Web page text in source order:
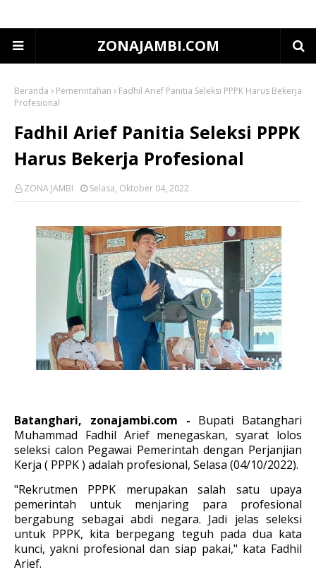
ZONAJAMBI.COM
Beranda Pemerintahan
Fadhil Arief Panitia Seleksi PPPK Harus Bekerja
Profesional
Fadhil Arief Panitia Seleksi PPPK
Harus Bekerja Profesional
ZONA JAMBI Selasa, Oktober 04, 2022
Batanghari, zonajambi.com - Bupati Batanghari
Muhammad Fadhil Arief menegaskan, syarat lolos
seleksi calon Pegawai Pemerintah dengan Perjanjian
Kerja ( PPPK ) adalah profesional, Selasa (04/10/2022).
"Rekrutmen PPPK merupakan salah satu upaya
pemerintah untuk menjaring para profesional
bergabung sebagai abdi negara. Jadi jelas seleksi
untuk PPPK, kita berpegang teguh pada dua kata
kunci, yakni profesional dan siap pakai," kata Fadhil
Arief.